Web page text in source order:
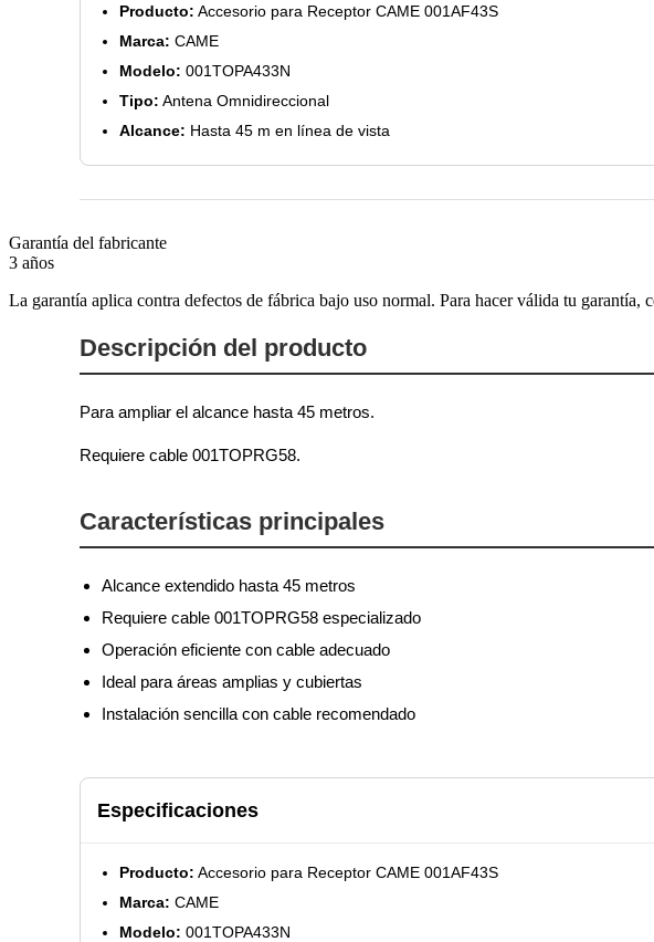
Producto: Accesorio para Receptor CAME 001AF43S
Marca: CAME
Modelo: 001TOPA433N
Tipo: Antena Omnidireccional
Alcance: Hasta 45 m en línea de vista
Garantía del fabricante
3 años
La garantía aplica contra defectos de fábrica bajo uso normal. Para hacer válida tu garantía,
Descripción del producto
Para ampliar el alcance hasta 45 metros.
Requiere cable 001TOPRG58.
Características principales
Alcance extendido hasta 45 metros
Requiere cable 001TOPRG58 especializado
Operación eficiente con cable adecuado
Ideal para áreas amplias y cubiertas
Instalación sencilla con cable recomendado
Especificaciones
Producto: Accesorio para Receptor CAME 001AF43S
Marca: CAME
Modelo: 001TOPA433N